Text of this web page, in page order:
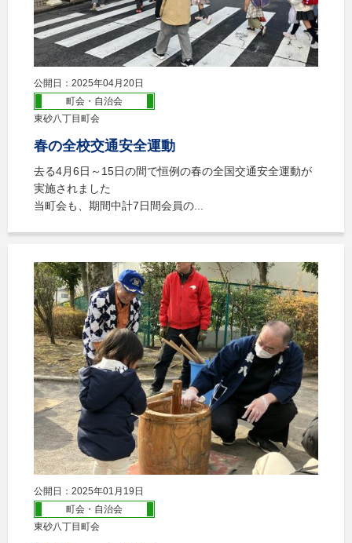
公開日：2025年04月20日
町会・自治会
東砂八丁目町会
春の全校交通安全運動
去る4月6日～15日の間で恒例の春の全国交通安全運動が
実施されました
当町会も、期間中計7日間会員の...
公開日：2025年01月19日
町会・自治会
東砂八丁目町会